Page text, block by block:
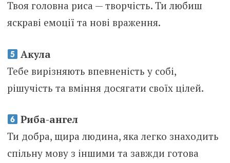
Твоя головна риса — творчість. Ти любиш
яскраві емоції та нові враження.
Акула
Тебе вирізняють впевненість у собі,
рішучість та вміння досягати своїх цілей.
Риба-ангел
Ти добра, щира людина, яка легко знаходить
спільну мову з іншими та завжди готова